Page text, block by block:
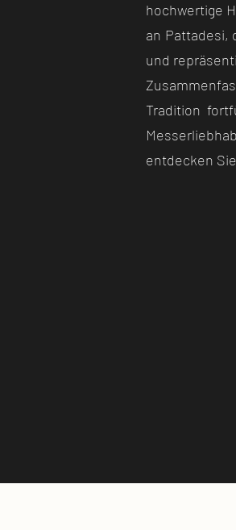
hochwertige
an Pattadesi,
und
Tradition
entdecken